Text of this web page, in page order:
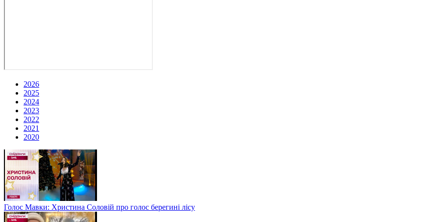
2026
2025
2024
2023
2022
2021
2020
Голос Мавки: Христина Соловій про голос берегині лісу